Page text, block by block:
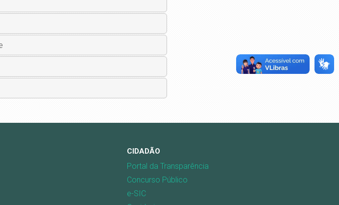
CIDADÃO
Portal da Transparência
Concurso Público
e-SIC